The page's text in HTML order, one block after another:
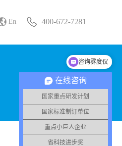
En 400-672-7281
在线咨询
国家重点研发计划
国家标准制订单位
重点小巨人企业
省科技进步奖
咨询雾度仪